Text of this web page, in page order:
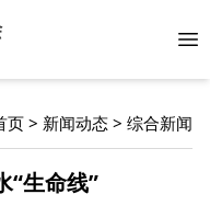
页 > 新闻动态 > 综合新闻
“生命线”